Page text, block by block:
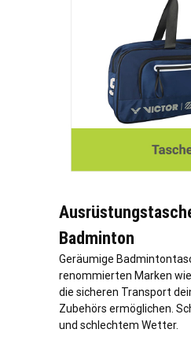
Badminton
Geräumige
renommierten Marken
die sicheren Transport
Zubehörs ermöglichen.
und schlechtem Wetter.